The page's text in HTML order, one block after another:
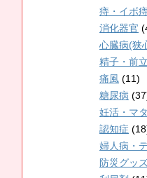
痔・イボ
消化器官
心臓病(狭
精子・前
痛風 (11)
糖尿病
妊活・マ
認知症
婦人病・
防災グッ